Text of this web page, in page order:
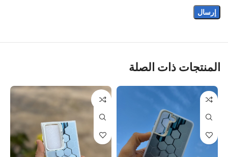
المنتجات ذات الصلة
نفذ